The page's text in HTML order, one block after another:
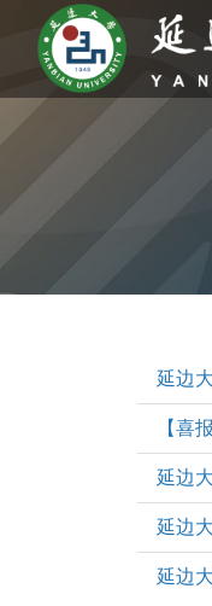
延边
【喜
延边
延边
延边